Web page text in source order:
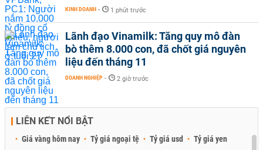
KINH DOANH - 1 phút trước
Lãnh đạo Vinamilk: Tăng quy mô đàn
bò thêm 8.000 con, đã chốt giá nguyên
liệu đến tháng 11
DOANH NGHIỆP - 2 giờ trước
LIÊN KẾT NỔI BẬT
Giá vàng hôm nay Tỷ giá ngoại tệ Tỷ giá usd
Tỷ giá yen